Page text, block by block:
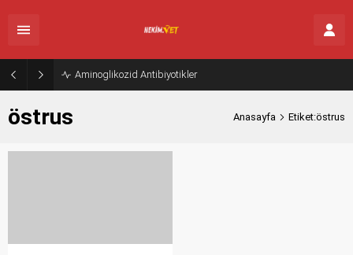
Aminoglikozid Antibiyotikler
östrus Anasayfa Etiket:östrus